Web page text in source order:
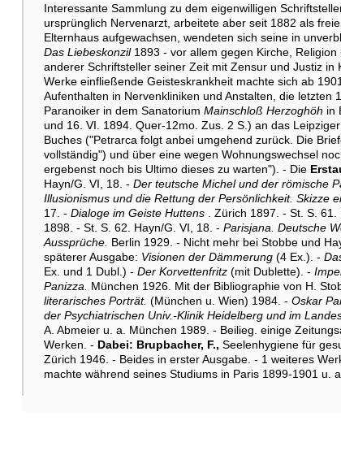
Interessante Sammlung zu dem eigenwilligen
ursprünglich Nervenarzt, arbeitete aber seit 1882 als
Elternhaus aufgewachsen, wendeten sich seine in
Das Liebeskonzil1893 - vor allem gegen Kirche,
anderer Schriftsteller seiner Zeit mit Zensur und Justiz
Werke einfließende Geisteskrankheit machte sich ab
Aufenthalten in Nervenkliniken und Anstalten, die
Paranoiker in dem Sanatorium Mainschloß Herzoghöh in
und 16. VI. 1894. Quer-12mo. Zus. 2 S.) an das
Buches ("Petrarca folgt anbei umgehend zurück. Die
vollständig") und über eine wegen Wohnungswechsel
ergebenst noch bis Ultimo dieses zu warten"). - Die
Hayn/G. VI, 18. - Der teutsche Michel und der römische
Illusionismus und die Rettung der Persönlichkeit. Skizze
17. - Dialoge im Geiste Huttens. Zürich 1897. - St. S. 61.
1898. - St. S. 62. Hayn/G. VI, 18. - Parisjana. Deutsche
Aussprüche. Berlin 1929. - Nicht mehr bei Stobbe und
späterer Ausgabe: Visionen der Dämmerung(4 Ex.). -
Ex. und 1 Dubl.) - Der Korvettenfritz(mit Dublette). -
Panizza. München 1926. Mit der Bibliographie von H.
literarisches Porträt. (München u. Wien) 1984. - Oskar
der Psychiatrischen Univ.-Klinik Heidelberg und im
A. Abmeier u. a. München 1989. - Beilieg. einige
Werken. - Dabei: Brupbacher, F., Seelenhygiene für
Zürich 1946. - Beides in erster Ausgabe. - 1 weiteres
machte während seines Studiums in Paris 1899-1901 u.